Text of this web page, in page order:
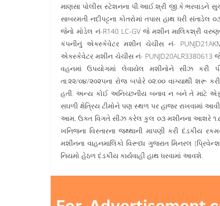
માણસા પોલીસ સ્ટેશનના પી.આઈ.શ્રી જી.કે.ભરવાડને
સાબરમતી નદીપટ્ટના કોતરોમાં તપાસ હાથ ધરી
જેનો મોડેલ નં-R140 LC-GV જે મશીન માલિકશ્રી
કંપનીનું એક્સ્કેવેટર મશીન ચેચીસ નં-
એક્સ્કેવેટર મશીન ચેચીસ નં-
વહનમાં ઉપયોગમાં લેવાયેલ મશીનોને સીઝ કરી
તા.૨૨/૦૪/૨૦૨૫ના રોજ બપોરે ૦૨:૦૦ વાગ્યાથી શરૂ
હતી. અન્ય કોઈ અનિચ્છનીય બનાવ ન બને તે માટે
સઘળી ક્ષેત્રિય ટીમોને પણ સ્થળ પર હાજર રાખવામાં
આમ, ઉક્ત વિગતે સીઝ કરેલ કુલ ૦૩ મશીનના આશરે ૧.૮૦
ખનિજના વિસ્તારના જથ્થાની માપણી કરી દંડકીય
મશીનના વાહનમાલિકો વિરૂધ્ધ ગુજરાત મિનરલ
નિયમો હેઠળ દંડકીય કાર્યવાહી હાથ ધરવામાં આવશે.